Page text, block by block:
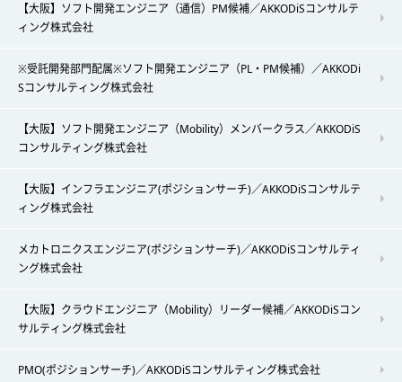
【大阪】ソフト開発エンジニア（通信）PM候補／AKKODiSコンサルテ
ィング株式会社
※受託開発部門配属※ソフト開発エンジニア（PL・PM候補）／AKKODi
Sコンサルティング株式会社
【大阪】ソフト開発エンジニア（Mobility）メンバークラス／AKKODiS
コンサルティング株式会社
【大阪】インフラエンジニア(ポジションサーチ)／AKKODiSコンサルテ
ィング株式会社
メカトロニクスエンジニア(ポジションサーチ)／AKKODiSコンサルティ
ング株式会社
【大阪】クラウドエンジニア（Mobility）リーダー候補／AKKODiSコン
サルティング株式会社
PMO(ポジションサーチ)／AKKODiSコンサルティング株式会社